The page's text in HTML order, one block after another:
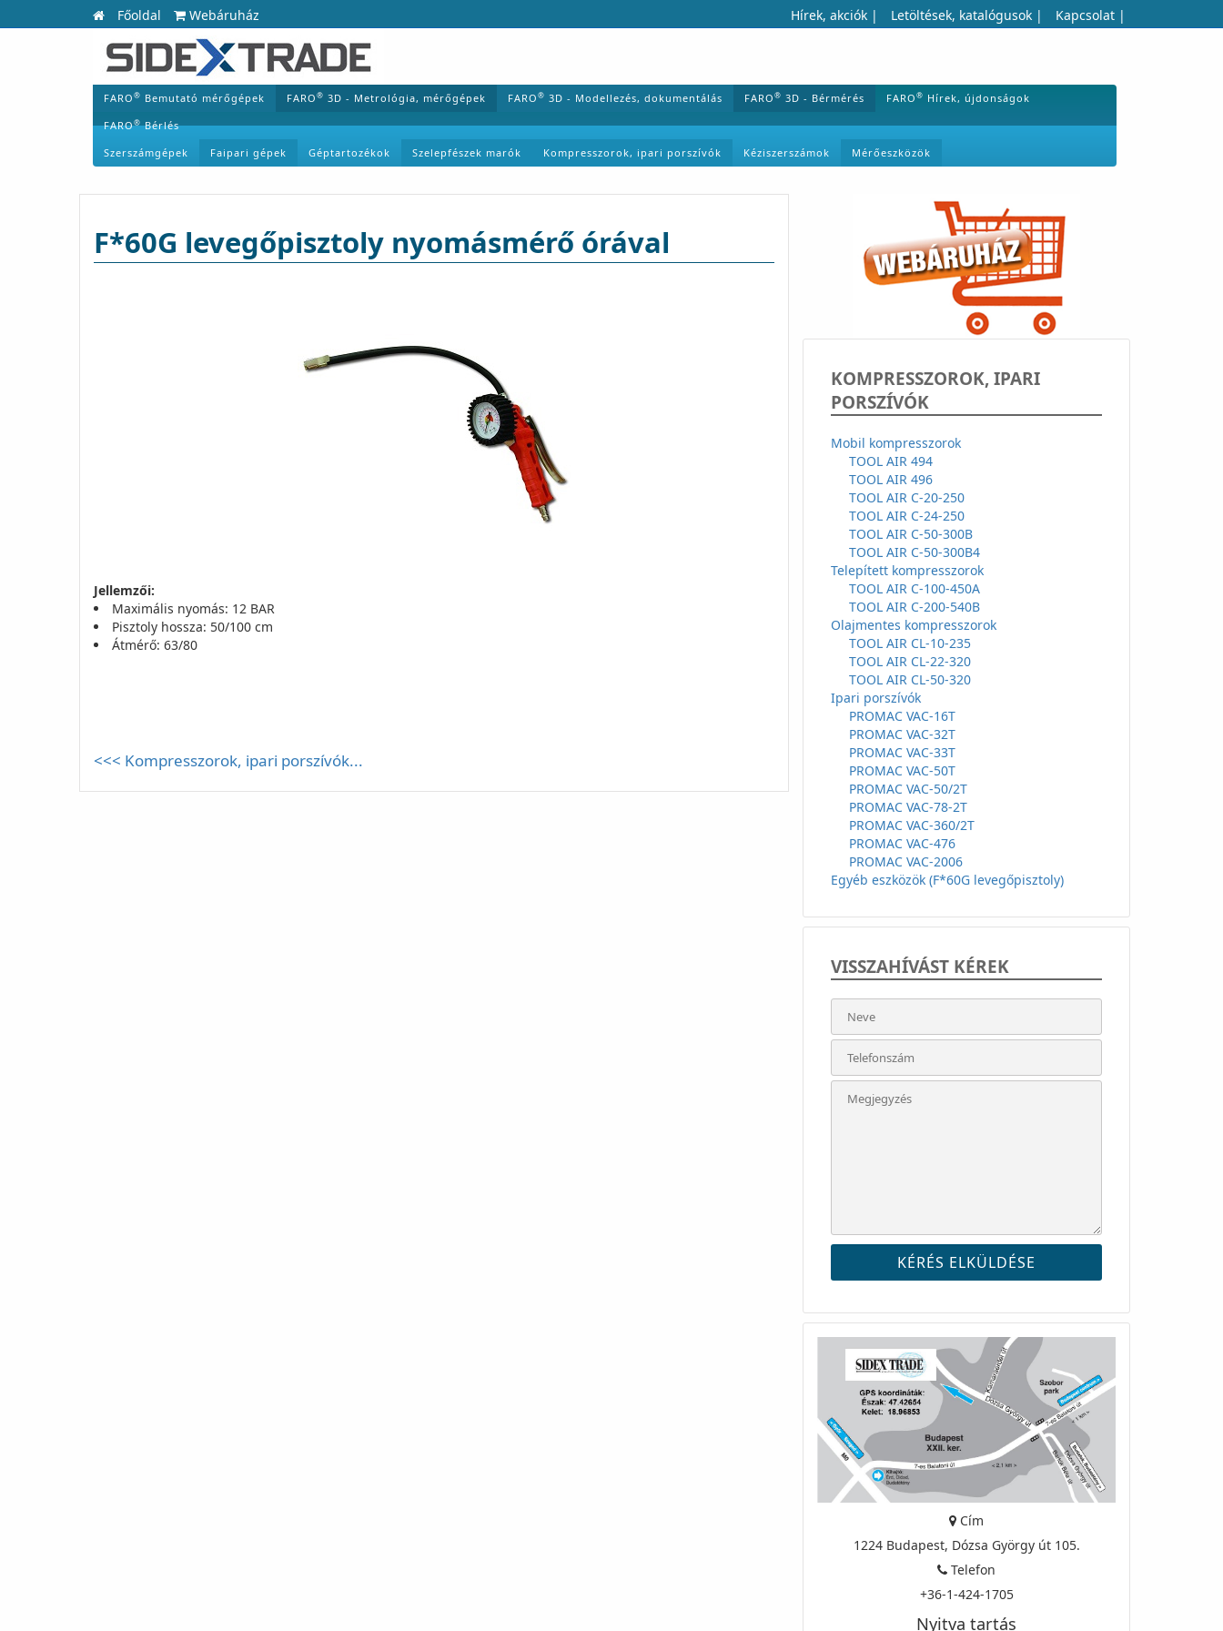
Főoldal Webáruház Hírek, akciók | Letöltések, katalógusok | Kapcsolat |
FARO® Bemutató mérőgépek FARO® 3D - Metrológia, mérőgépek FARO® 3D - Modellezés, dokumentálás FARO® 3D - Bérmérés FARO® Hírek, újdonságok
FARO®Bérlés
Szerszámgépek
Faipari gépek Géptartozékok Szelepfészek marók Kompresszorok, ipari porszívók Kéziszerszámok Mérőeszközök
F*60G levegőpisztoly nyomásmérő órával
Jellemzői:
Maximális nyomás: 12 BAR
Pisztoly hossza: 50/100 cm
Átmérő: 63/80
<<< Kompresszorok, ipari porszívók...
KOMPRESSZOROK, IPARI
PORSZÍVÓK
Mobil kompresszorok
TOOL AIR 494
TOOL AIR 496
TOOL AIR C-20-250
TOOL AIR C-24-250
TOOL AIR C-50-300B
TOOL AIR C-50-300B4
Telepített kompresszorok
TOOL AIR C-100-450A
TOOL AIR C-200-540B
Olajmentes kompresszorok
TOOL AIR CL-10-235
TOOL AIR CL-22-320
TOOL AIR CL-50-320
Ipari porszívók
PROMAC VAC-16T
PROMAC VAC-32T
PROMAC VAC-33T
PROMAC VAC-50T
PROMAC VAC-50/2T
PROMAC VAC-78-2T
PROMAC VAC-360/2T
PROMAC VAC-476
PROMAC VAC-2006
Egyéb eszközök (F*60G levegőpisztoly)
VISSZAHÍVÁST KÉREK
Cím
1224 Budapest, Dózsa György út 105.
Telefon
+36-1-424-1705
Nyitva tartás